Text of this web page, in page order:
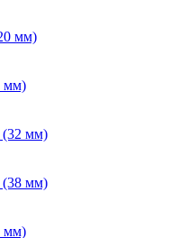
мм)
мм)
мм)
мм)
мм)